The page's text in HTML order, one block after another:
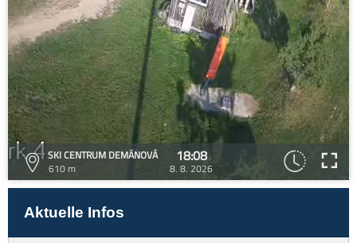
SKI CENTRUM DEMÄNOVÁ
610 m
18:08
8. 8. 2026
Aktuelle Infos